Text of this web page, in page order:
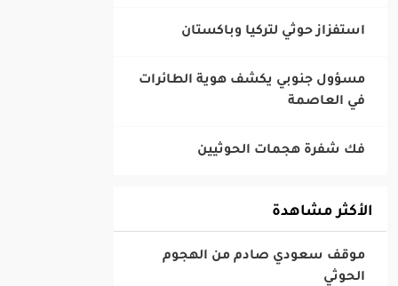
‎مسؤول جنوبي يكشف هوية الطائرات
في العاصمة
الأكثر مشاهدة
‎موقف سعودي صادم من الهجوم
الحوثي